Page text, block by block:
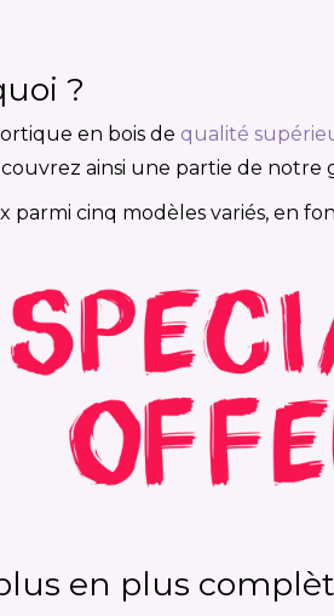
?
en bois de qualité
ainsi une partie de
cinq modèles variés, en
en plus